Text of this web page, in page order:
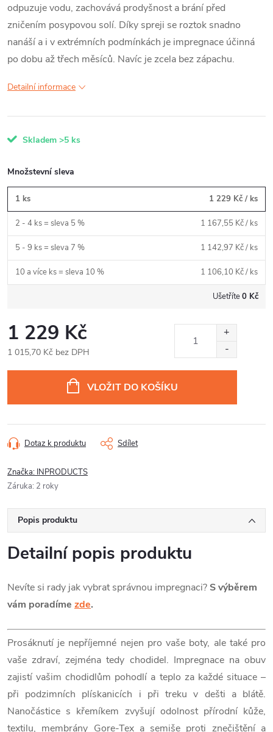
odpuzuje vodu, zachovává prodyšnost a brání před
zničením posypovou solí. Díky spreji se roztok snadno
nanáší a i v extrémních podmínkách je impregnace účinná
po dobu až třech měsíců. Navíc je zcela bez zápachu.
Detailní informace
Skladem >5 ks
Množstevní sleva
1 ks 1 229 Kč / ks
2 - 4 ks = sleva 5 % 1 167,55 Kč/ ks
5 - 9 ks = sleva 7 % 1 142,97 Kč/ ks
10 a více ks = sleva 10 % 1 106,10 Kč/ ks
Ušetříte0 Kč
1 229 Kč
1 015,70 Kč bez DPH
VLOŽIT DO KOŠÍKU
Dotaz k produktu Sdílet
Značka: INPRODUCTS
Záruka: 2 roky
Popis produktu
Detailní popis produktu
Nevíte si rady jak vybrat správnou impregnaci? S výběrem
vám poradíme zde.
Prosáknutí je nepříjemné nejen pro vaše boty, ale také pro
vaše zdraví, zejména tedy chodidel. Impregnace na obuv
zajistí vašim chodidlům pohodlí a teplo za každé situace –
při podzimních plískanicích i při treku v dešti a blátě.
Nanočástice s křemíkem zvyšují odolnost přírodní kůže,
textilu, membrány Gore-Tex a semiše proti znečištění a